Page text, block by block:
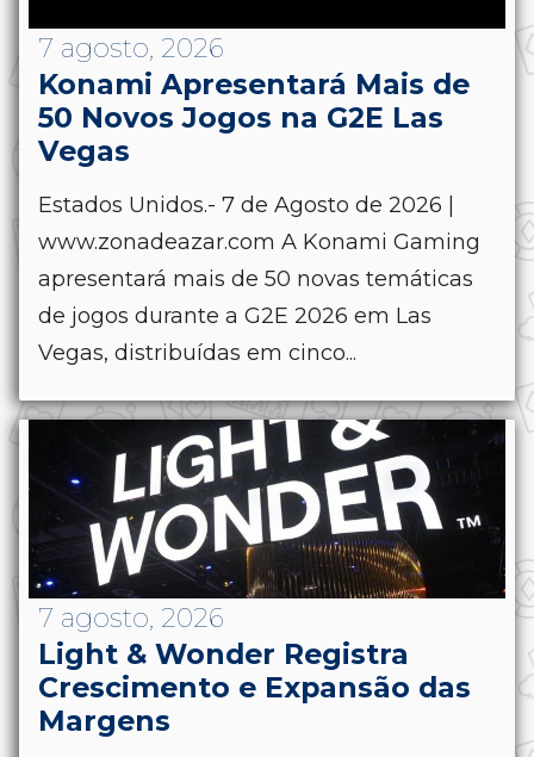
7 agosto, 2026
Konami Apresentará Mais de
50 Novos Jogos na G2E Las
Vegas
Estados Unidos.- 7 de Agosto de 2026 |
www.zonadeazar.com A Konami Gaming
apresentará mais de 50 novas temáticas
de jogos durante a G2E 2026 em Las
Vegas, distribuídas em cinco...
7 agosto, 2026
Light & Wonder Registra
Crescimento e Expansão das
Margens